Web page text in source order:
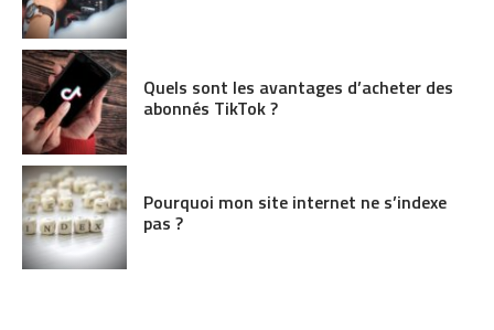
Quels sont les avantages d’acheter des
abonnés TikTok ?
Pourquoi mon site internet ne s’indexe
pas ?